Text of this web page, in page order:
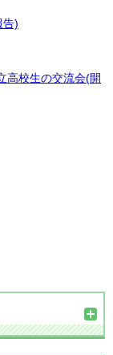
告)
高校生の交流会(開